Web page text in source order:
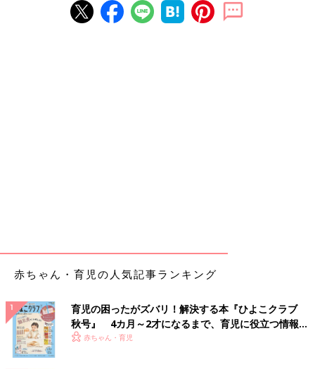
赤ちゃん・育児の人気記事ランキング
育児の困ったがズバリ！解決する本『ひよこクラブ
秋号』 4カ月～2才になるまで、育児に役立つ情報が
いっぱい！
赤ちゃん・育児